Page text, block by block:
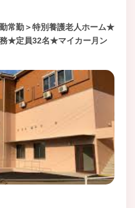
常勤＞特別養護老人ホーム★
★定員32名★マイカー月ン